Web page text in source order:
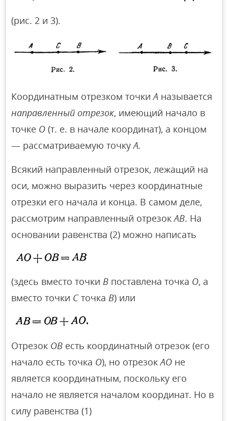
(рис. 2 и 3).
Координатным отрезком точкиА называется
направленный отрезок, имеющий начало в
точке О (т. е. в начале координат), а концом
— рассматриваемую точкуА.
Всякий направленный отрезок, лежащий на
оси, можно выразить через координатные
отрезки его начала и конца. В самом деле,
рассмотрим направленный отрезокАВ. На
основании равенства (2) можно написать
(здесь вместо точкиВ поставлена точка О, а
вместо точки С точкаВ) или
Отрезок ОВ есть координатный отрезок (его
начало есть точка О), но отрезокАО не
является координатным, поскольку его
начало не является началом координат. Но в
силу равенства (1)